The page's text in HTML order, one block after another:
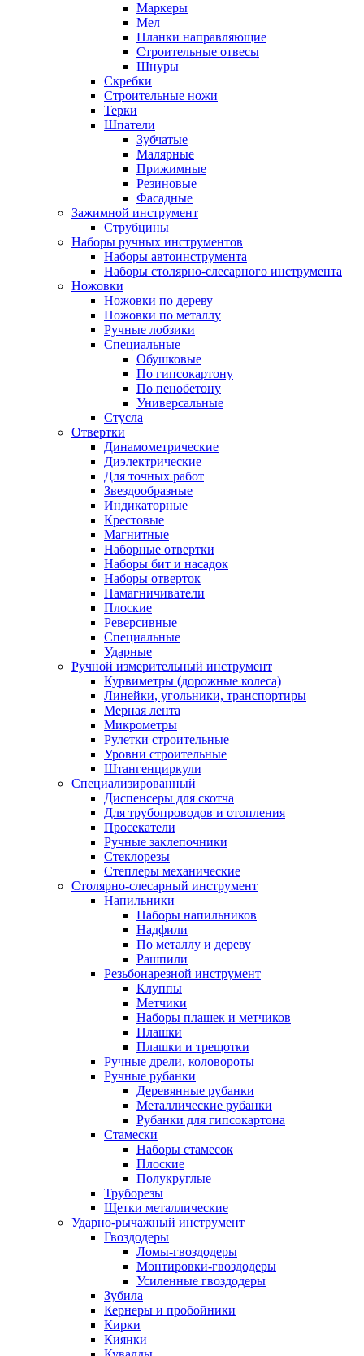
Маркеры
Мел
Планки направляющие
Строительные отвесы
Шнуры
Скребки
Строительные ножи
Терки
Шпатели
Зубчатые
Малярные
Прижимные
Резиновые
Фасадные
Зажимной инструмент
Струбцины
Наборы ручных инструментов
Наборы автоинструмента
Наборы столярно-слесарного инструмента
Ножовки
Ножовки по дереву
Ножовки по металлу
Ручные лобзики
Специальные
Обушковые
По гипсокартону
По пенобетону
Универсальные
Стусла
Отвертки
Динамометрические
Диэлектрические
Для точных работ
Звездообразные
Индикаторные
Крестовые
Магнитные
Наборные отвертки
Наборы бит и насадок
Наборы отверток
Намагничиватели
Плоские
Реверсивные
Специальные
Ударные
Ручной измерительный инструмент
Курвиметры (дорожные колеса)
Линейки, угольники, транспортиры
Мерная лента
Микрометры
Рулетки строительные
Уровни строительные
Штангенциркули
Специализированный
Диспенсеры для скотча
Для трубопроводов и отопления
Просекатели
Ручные заклепочники
Стеклорезы
Степлеры механические
Столярно-слесарный инструмент
Напильники
Наборы напильников
Надфили
По металлу и дереву
Рашпили
Резьбонарезной инструмент
Клуппы
Метчики
Наборы плашек и метчиков
Плашки
Плашки и трещотки
Ручные дрели, коловороты
Ручные рубанки
Деревянные рубанки
Металлические рубанки
Рубанки для гипсокартона
Стамески
Наборы стамесок
Плоские
Полукруглые
Труборезы
Щетки металлические
Ударно-рычажный инструмент
Гвоздодеры
Ломы-гвоздодеры
Монтировки-гвоздодеры
Усиленные гвоздодеры
Зубила
Кернеры и пробойники
Кирки
Киянки